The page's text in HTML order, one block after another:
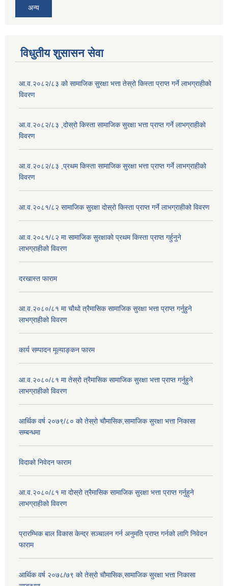
अन्य
विधुतीय शुसासन सेवा
आ.व.२०८२/८३ को सामाजिक सुरक्षा भत्ता तेस्रो किस्ता प्राप्त गर्ने लाभग्राहीको
विवरण
आ.व.२०८२/८३ ,दोस्रो किस्ता सामाजिक सुरक्षा भत्ता प्राप्त गर्ने लाभग्राहीको
विवरण
आ.व.२०८२/८३ ,प्रथम किस्ता सामाजिक सुरक्षा भत्ता प्राप्त गर्ने लाभग्राहीको
विवरण
आ.व.२०८१/८२ सामाजिक सुरक्षा दोस्रो किस्ता प्राप्त गर्ने लाभग्राहीको विवरण
आ.व.२०८१/८२ मा सामाजिक सुरक्षाको प्रथम किस्ता प्राप्त गर्हुनुने
लाभग्राहीको विवरण
दरखास्त फाराम
आ.व.२०८०/८१ मा चौथो त्रैमासिक सामाजिक सुरक्षा भत्ता प्राप्त गर्नुहुने
लाभग्राहीको विवरण
कार्य सम्पादन मूल्याङ्कन फारम
आ.व.२०८०/८१ मा तेस्रो त्रैमासिक सामाजिक सुरक्षा भत्ता प्राप्त गर्नुहुने
लाभग्राहीको विवरण
आर्थिक वर्ष २०७९/८० को तेस्रो चौमासिक,सामाजिक सुरक्षा भत्ता निकासा
सम्बन्धमा
विदाको निवेदन फाराम
आ.व.२०८०/८१ मा दोस्रो त्रैमासिक सामाजिक सुरक्षा भत्ता प्राप्त गर्नुहुने
लाभग्राहीको विवरण
प्रारम्भिक बाल विकास केन्द्र सञ्चालन गर्न अनुमति प्राप्त गर्नको लागि निवेदन
फाराम
आर्थिक वर्ष २०७८/७९ को तेस्रो चौमासिक,सामाजिक सुरक्षा भत्ता निकासा